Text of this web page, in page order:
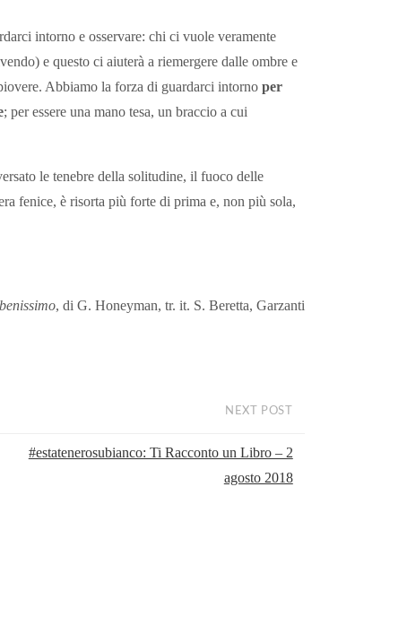
intorno e osservare: chi ci vuole veramente
e questo ci aiuterà a riemergere dalle ombre e
Abbiamo la forza di guardarci intorno per
; per essere una mano tesa, un braccio a cui
le tenebre della solitudine, il fuoco delle
fenice, è risorta più forte di prima e, non più sola,
, di G. Honeyman, tr. it. S. Beretta, Garzanti
NEXT POST
#estatenerosubianco: Ti Racconto un Libro – 2
agosto 2018